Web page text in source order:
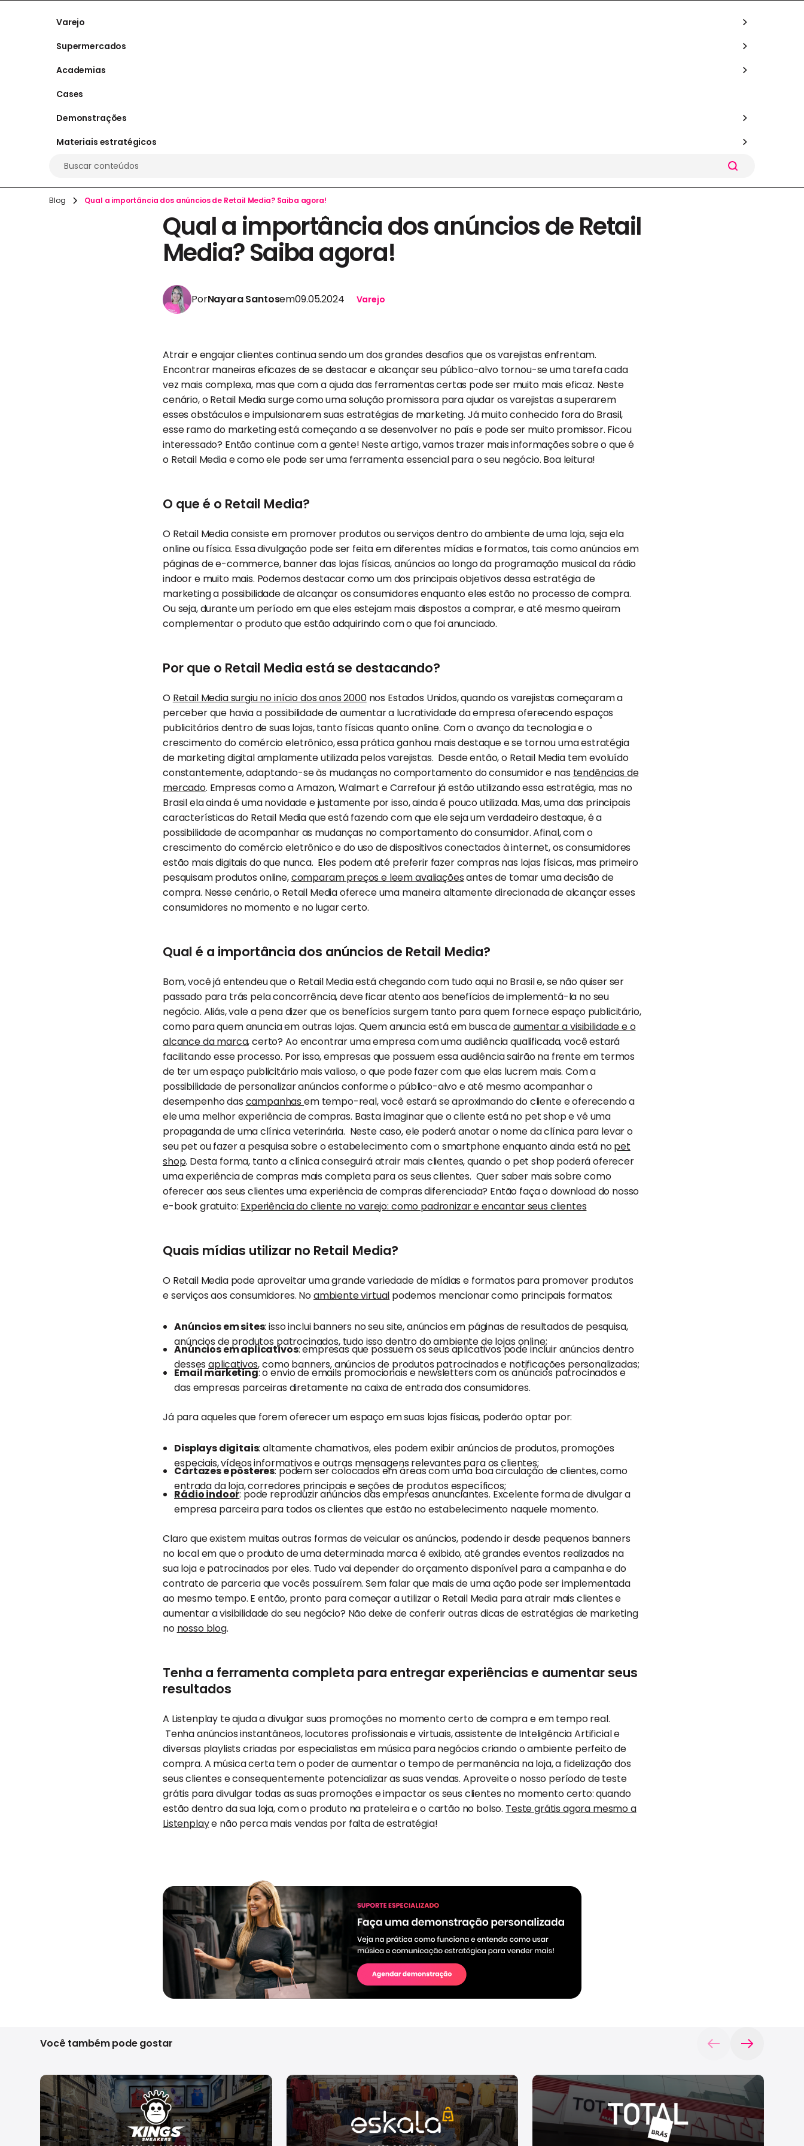
Varejo
Supermercados
Academias
Cases
Demonstrações
Materiais estratégicos
Buscar conteúdos
Blog Qual a importância dos anúncios de Retail Media? Saiba agora!
Qual a importância dos anúncios de Retail
Media? Saiba agora!
PorNayara Santosem09.05.2024 Varejo
Atrair e engajar clientes continua sendo um dos grandes desafios que os varejistas enfrentam.
Encontrar maneiras eficazes de se destacar e alcançar seu público-alvo tornou-se uma tarefa cada
vez mais complexa, mas que com a ajuda das ferramentas certas pode ser muito mais eficaz. Neste
cenário, o Retail Media surge como uma solução promissora para ajudar os varejistas a superarem
esses obstáculos e impulsionarem suas estratégias de marketing. Já muito conhecido fora do Brasil,
esse ramo do marketing está começando a se desenvolver no país e pode ser muito promissor. Ficou
interessado? Então continue com a gente! Neste artigo, vamos trazer mais informações sobre o que é
o Retail Media e como ele pode ser uma ferramenta essencial para o seu negócio. Boa leitura!
O que é o Retail Media?
O Retail Media consiste em promover produtos ou serviços dentro do ambiente de uma loja, seja ela
online ou física. Essa divulgação pode ser feita em diferentes mídias e formatos, tais como anúncios em
páginas de e-commerce, banner das lojas físicas, anúncios ao longo da programação musical da rádio
indoor e muito mais. Podemos destacar como um dos principais objetivos dessa estratégia de
marketing a possibilidade de alcançar os consumidores enquanto eles estão no processo de compra.
Ou seja, durante um período em que eles estejam mais dispostos a comprar, e até mesmo queiram
complementar o produto que estão adquirindo com o que foi anunciado.
Por que o Retail Media está se destacando?
O Retail Media surgiu no início dos anos 2000nos Estados Unidos, quando os varejistas começaram a
perceber que havia a possibilidade de aumentar a lucratividade da empresa oferecendo espaços
publicitários dentro de suas lojas, tanto físicas quanto online. Com o avanço da tecnologia e o
crescimento do comércio eletrônico, essa prática ganhou mais destaque e se tornou uma estratégia
de marketing digital amplamente utilizada pelos varejistas. Desde então, o Retail Media tem evoluído
constantemente, adaptando-se às mudanças no comportamento do consumidor e nas tendências de
mercado. Empresas como a Amazon, Walmart e Carrefour já estão utilizando essa estratégia, mas no
Brasil ela ainda é uma novidade e justamente por isso, ainda é pouco utilizada. Mas, uma das principais
características do Retail Media que está fazendo com que ele seja um verdadeiro destaque, é a
possibilidade de acompanhar as mudanças no comportamento do consumidor. Afinal, com o
crescimento do comércio eletrônico e do uso de dispositivos conectados à internet, os consumidores
estão mais digitais do que nunca. Eles podem até preferir fazer compras nas lojas físicas, mas primeiro
pesquisam produtos online,comparam preços e leem avaliaçõesantes de tomar uma decisão de
compra. Nesse cenário, o Retail Media oferece uma maneira altamente direcionada de alcançar esses
consumidores no momento e no lugar certo.
Qual é a importância dos anúncios de Retail Media?
Bom, você já entendeu que o Retail Media está chegando com tudo aqui no Brasil e, se não quiser ser
passado para trás pela concorrência, deve ficar atento aos benefícios de implementá-la no seu
negócio. Aliás, vale a pena dizer que os benefícios surgem tanto para quem fornece espaço publicitário,
como para quem anuncia em outras lojas. Quem anuncia está em busca deaumentar a visibilidade e o
alcance da marca, certo? Ao encontrar uma empresa com uma audiência qualificada, você estará
facilitando esse processo. Por isso, empresas que possuem essa audiência sairão na frente em termos
de ter um espaço publicitário mais valioso, o que pode fazer com que elas lucrem mais. Com a
possibilidade de personalizar anúncios conforme o público-alvo e até mesmo acompanhar o
desempenho das campanhasem tempo-real, você estará se aproximando do cliente e oferecendo a
ele uma melhor experiência de compras. Basta imaginar que o cliente está no pet shop e vê uma
propaganda de uma clínica veterinária. Neste caso, ele poderá anotar o nome da clínica para levar o
seu pet ou fazer a pesquisa sobre o estabelecimento com o smartphone enquanto ainda está nopet
shop. Desta forma, tanto a clínica conseguirá atrair mais clientes, quando o pet shop poderá oferecer
uma experiência de compras mais completa para os seus clientes. Quer saber mais sobre como
oferecer aos seus clientes uma experiência de compras diferenciada? Então faça o download do nosso
e-book gratuito: Experiência do cliente no varejo: como padronizar e encantar seus clientes
Quais mídias utilizar no Retail Media?
O Retail Media pode aproveitar uma grande variedade de mídias e formatos para promover produtos
e serviços aos consumidores. Noambiente virtual podemos mencionar como principais formatos:
Anúncios em sites: isso inclui banners no seu site, anúncios em páginas de resultados de pesquisa,
anúncios de produtos patrocinados, tudo isso dentro do ambiente de lojas online;
Anúncios em aplicativos: empresas que possuem os seus aplicativos pode incluir anúncios dentro
dessesaplicativos, como banners, anúncios de produtos patrocinados e notificações personalizadas;
Email marketing: o envio de emails promocionais e newsletters com os anúncios patrocinados e
das empresas parceiras diretamente na caixa de entrada dos consumidores.
Já para aqueles que forem oferecer um espaço em suas lojas físicas, poderão optar por:
Displays digitais: altamente chamativos, eles podem exibir anúncios de produtos, promoções
especiais, vídeos informativos e outras mensagens relevantes para os clientes;
Cartazes e pôsteres: podem ser colocados em áreas com uma boa circulação de clientes, como
entrada da loja, corredores principais e seções de produtos específicos;
Rádio indoor: pode reproduzir anúncios das empresas anunciantes. Excelente forma de divulgar a
empresa parceira para todos os clientes que estão no estabelecimento naquele momento.
Claro que existem muitas outras formas de veicular os anúncios, podendo ir desde pequenos banners
no local em que o produto de uma determinada marca é exibido, até grandes eventos realizados na
sua loja e patrocinados por eles. Tudo vai depender do orçamento disponível para a campanha e do
contrato de parceria que vocês possuírem. Sem falar que mais de uma ação pode ser implementada
ao mesmo tempo. E então, pronto para começar a utilizar o Retail Media para atrair mais clientes e
aumentar a visibilidade do seu negócio? Não deixe de conferir outras dicas de estratégias de marketing
no nosso blog.
Tenha a ferramenta completa para entregar experiências e aumentar seus
resultados
A Listenplay te ajuda a divulgar suas promoções no momento certo de compra e em tempo real.
Tenha anúncios instantâneos, locutores profissionais e virtuais, assistente de Inteligência Artificial e
diversas playlists criadas por especialistas em música para negócios criando o ambiente perfeito de
compra. A música certa tem o poder de aumentar o tempo de permanência na loja, a fidelização dos
seus clientes e consequentemente potencializar as suas vendas. Aproveite o nosso período de teste
grátis para divulgar todas as suas promoções e impactar os seus clientes no momento certo: quando
estão dentro da sua loja, com o produto na prateleira e o cartão no bolso. Teste grátis agora mesmo a
Listenplaye não perca mais vendas por falta de estratégia!
Você também pode gostar